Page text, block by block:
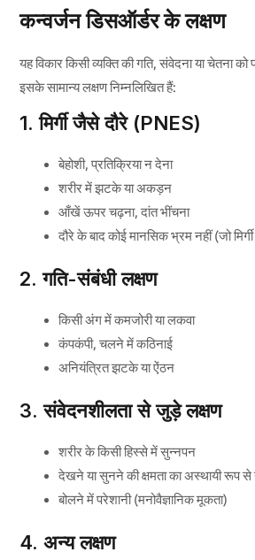
कन्वर्जन डिसऑर्डर के लक्षण
यह विकार किसी व्यक्ति की गति, संवेदना या चेतना
इसके सामान्य लक्षण निम्नलिखित हैं:
1. मिर्गी जैसे दौरे (PNES)
बेहोशी, प्रतिक्रिया न देना
शरीर में झटके या अकड़न
आँखें ऊपर चढ़ना, दांत भींचना
दौरे के बाद कोई मानसिक भ्रम नहीं (जो मिर्गी
2. गति-संबंधी लक्षण
किसी अंग में कमजोरी या लकवा
कंपकंपी, चलने में कठिनाई
अनियंत्रित झटके या ऐंठन
3. संवेदनशीलता से जुड़े लक्षण
शरीर के किसी हिस्से में सुन्नपन
देखने या सुनने की क्षमता का अस्थायी रूप से
बोलने में परेशानी (मनोवैज्ञानिक मूकता)
4. अन्य लक्षण